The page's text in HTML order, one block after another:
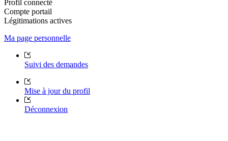
Profil connecté
Compte portail
Légitimations actives
Ma page personnelle
Suivi des demandes
Mise à jour du profil
Déconnexion